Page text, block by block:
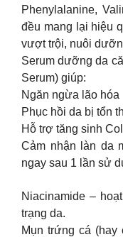
Phenylalanine,
đều mang lại hiệu
vượt trội, nuôi
Serum dưỡng da
Serum) giúp:
Ngăn ngừa lão hóa
Phục hồi da bị tổn
Hỗ trợ tăng sinh
Cảm nhận làn da
ngay sau 1 lần sử
Niacinamide –
trạng da.
Mụn trứng cá (hay